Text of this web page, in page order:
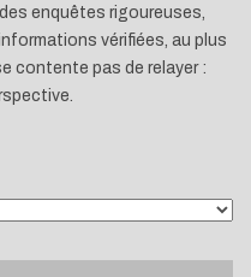
enquêtes rigoureuses,
vérifiées, au plus
contente pas de relayer :